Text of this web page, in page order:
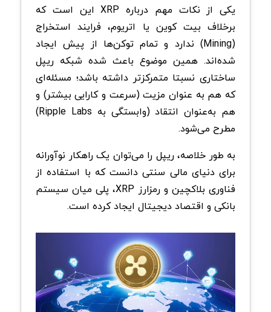
یکی از نکات مهم درباره XRPاین است که
برخلاف بیت کوین یا اتریوم، فرایند استخراج
(
Mining) ندارد و تمام توکن‌ها از پیش ایجاد
شده‌اند. همین موضوع باعث شده شبکه ریپل
ساختاری نسبتا متمرکزتر داشته باشد؛ مسئله‌ای
که هم به ‌عنوان مزیت (سرعت و کارایی بیشتر) و
هم به‌عنوان انتقاد (وابستگی به Ripple Labs
)
مطرح می‌شود.
به طور خلاصه، ریپل را می‌توان یک راهکار نوآورانه
برای دنیای مالی سنتی دانست که با استفاده از
فناوری بلاکچین و رمزارز XRP، پلی میان سیستم
بانکی و اقتصاد دیجیتال ایجاد کرده است.